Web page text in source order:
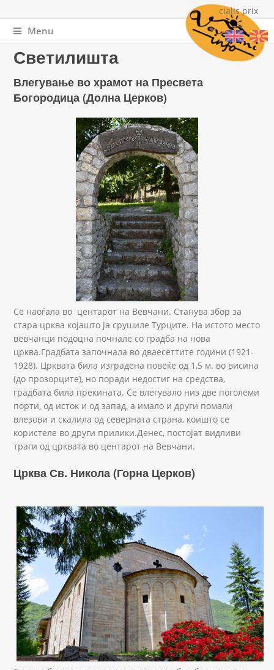
cialis prix
Menu
You are here
Home»Културно наследство
Светилишта
Влегување во храмот на Пресвета
Богородица (Долна Церков)
Bogorodica.JPG
Се наоѓала во центарот на Вевчани. Станува збор за
стара црква којашто ја срушиле Турците. На истото место
вевчанци подоцна почнале со градба на нова
црква.Градбата започнала во дваесеттите години (1921-
1928). Црквата била изградена повеќе од 1,5 м. во висина
(до прозорците), но поради недостиг на средства,
градбата била прекината. Се влегувало низ две поголеми
порти, од исток и од запад, а имало и други помали
влезови и скалила од северната страна, коишто се
користеле во други прилики.Денес, постојат видливи
траги од црквата во центарот на Вевчани.
Црква Св. Никола (Горна Церков)
Sv.nikola (1).jpg